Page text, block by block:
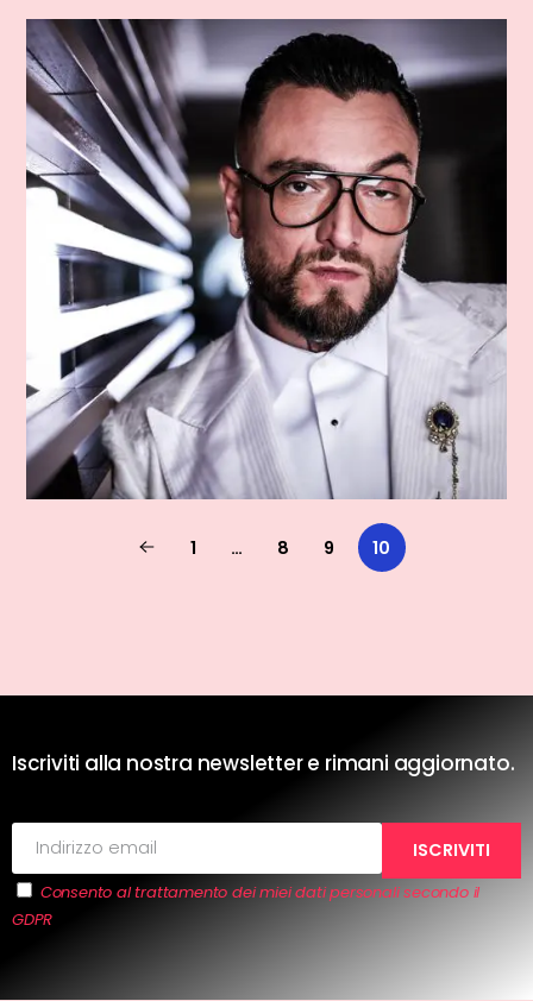
1 … 8 9 10
Iscriviti alla nostra newsletter e rimani aggiornato.
Consento al trattamento dei miei dati personali secondo il
GDPR